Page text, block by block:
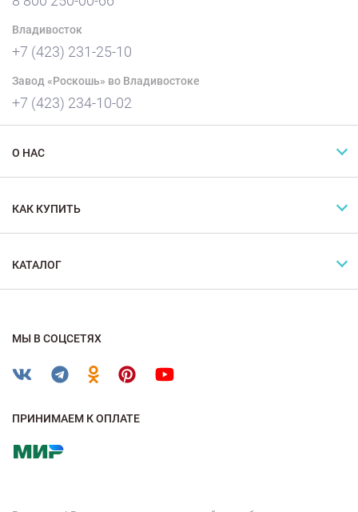
Владивосток
+7 (423) 231-25-10
Завод «Роскошь» во Владивостоке
+7 (423) 234-10-02
О НАС
КАК КУПИТЬ
КАТАЛОГ
МЫ В СОЦСЕТЯХ
ПРИНИМАЕМ К ОПЛАТЕ